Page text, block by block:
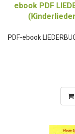
ebook PDF
PDF-ebook